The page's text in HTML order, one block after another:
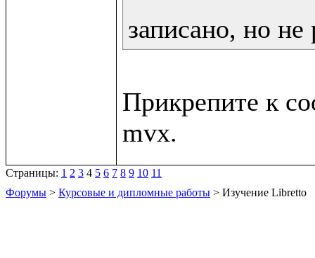
записано, но не
Прикрепите к
Страницы: 1 2 3 4 5 6 7 8 9 10 11
Форумы > Курсовые и дипломные работы > Изучение Libretto